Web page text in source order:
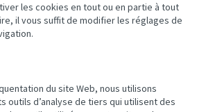
les cookies en tout ou en partie à tout
il vous suffit de modifier les réglages de
du site Web, nous utilisons
outils d’analyse de tiers qui utilisent des